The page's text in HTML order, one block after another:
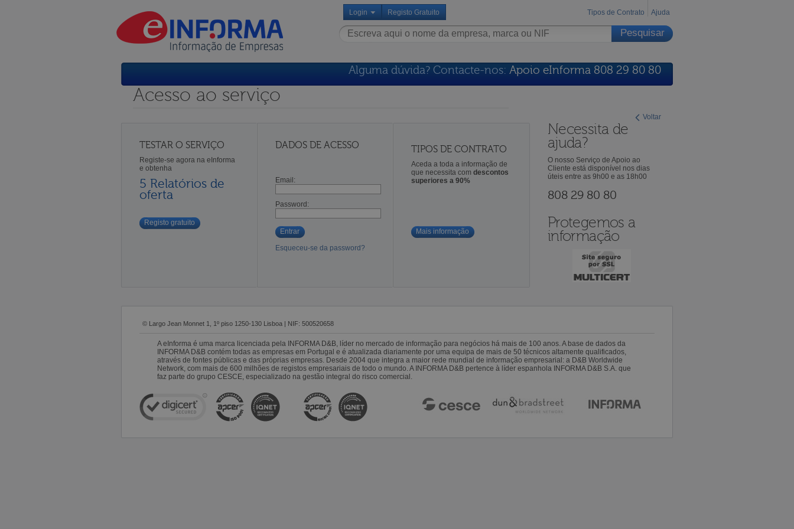
Login Registo Gratuito Tipos de Contrato Ajuda
Alguma dúvida? Contacte-nos: Apoio eInforma 808 29 80 80
Voltar
Acesso ao serviço
TESTAR O SERVIÇO
Registe-se agora na eInforma
e obtenha
5 Relatórios de
oferta
Registo gratuito
DADOS DE ACESSO
Email:
Password:
Entrar
Esqueceu-se da password?
TIPOS DE CONTRATO
Aceda a toda a informação de
que necessita comdescontos
superiores a 90%
Mais informação
Necessita de
ajuda?
O nosso Serviço de Apoio ao
Cliente está disponível nos dias
úteis entre as 9h00 e as 18h00
808 29 80 80
Protegemos a
informação
© Largo Jean Monnet 1, 1º piso 1250-130 Lisboa | NIF: 500520658
A eInforma é uma marca licenciada pela INFORMA D&B, líder no mercado de informação para negócios há mais de 100 anos. A base de dados da
INFORMA D&B contém todas as empresas em Portugal e é atualizada diariamente por uma equipa de mais de 50 técnicos altamente qualificados,
através de fontes públicas e das próprias empresas. Desde 2004 que integra a maior rede mundial de informação empresarial: a D&B Worldwide
Network, com mais de 600 milhões de registos empresariais de todo o mundo. A INFORMA D&B pertence à líder espanhola INFORMA D&B S.A. que
faz parte do grupo CESCE, especializado na gestão integral do risco comercial.